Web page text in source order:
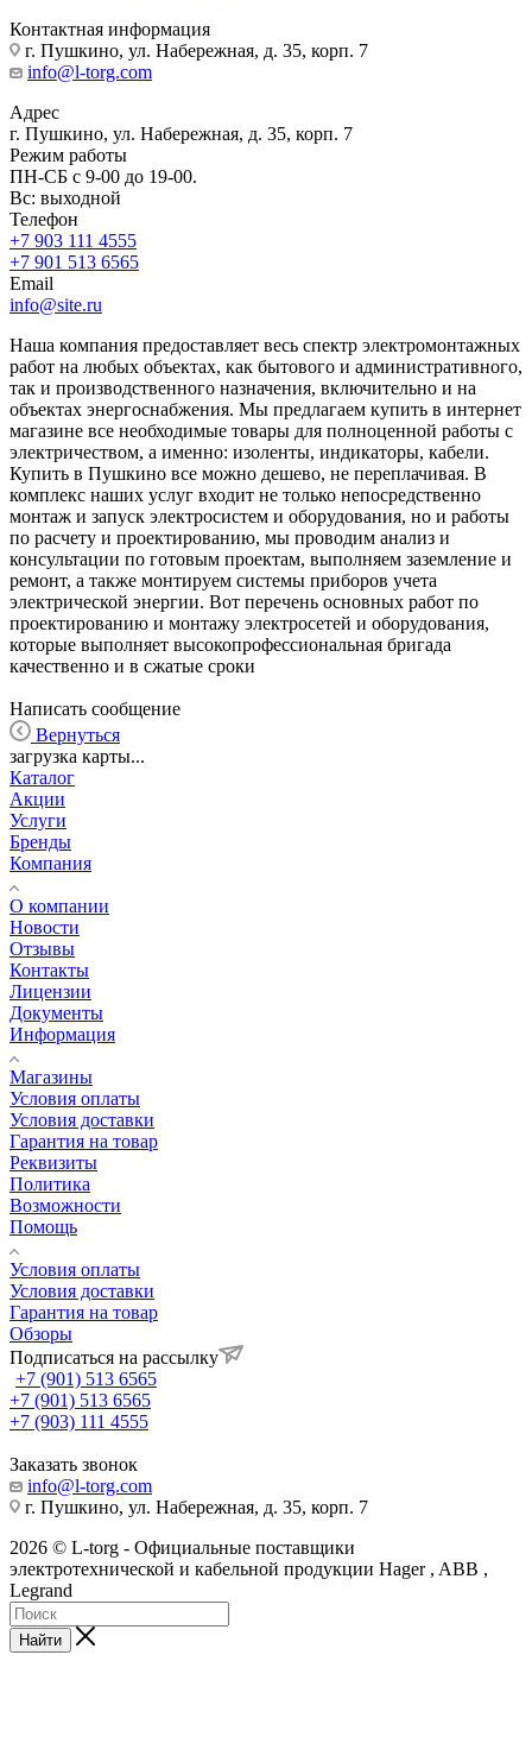
Контактная информация
г. Пушкино, ул. Набережная, д. 35, корп. 7
info@l-torg.com
Адрес
г. Пушкино, ул. Набережная, д. 35, корп. 7
Режим работы
ПН-СБ с 9-00 до 19-00.
Вс: выходной
Телефон
+7 903 111 4555
+7 901 513 6565
Email
info@site.ru
Наша компания предоставляет весь спектр электромонтажных
работ на любых объектах, как бытового и административного,
так и производственного назначения, включительно и на
объектах энергоснабжения. Мы предлагаем купить в интернет
магазине все необходимые товары для полноценной работы с
электричеством, а именно: изоленты, индикаторы, кабели.
Купить в Пушкино все можно дешево, не переплачивая. В
комплекс наших услуг входит не только непосредственно
монтаж и запуск электросистем и оборудования, но и работы
по расчету и проектированию, мы проводим анализ и
консультации по готовым проектам, выполняем заземление и
ремонт, а также монтируем системы приборов учета
электрической энергии. Вот перечень основных работ по
проектированию и монтажу электросетей и оборудования,
которые выполняет высокопрофессиональная бригада
качественно и в сжатые сроки
Написать сообщение
Вернуться
загрузка карты...
Каталог
Акции
Услуги
Бренды
Компания
О компании
Новости
Отзывы
Контакты
Лицензии
Документы
Информация
Магазины
Условия оплаты
Условия доставки
Гарантия на товар
Реквизиты
Политика
Возможности
Помощь
Условия оплаты
Условия доставки
Гарантия на товар
Обзоры
Подписаться на рассылку
+7 (901) 513 6565
+7 (901) 513 6565
+7 (903) 111 4555
Заказать звонок
info@l-torg.com
г. Пушкино, ул. Набережная, д. 35, корп. 7
2026 © L-torg - Официальные поставщики
электротехнической и кабельной продукции Hager , ABB ,
Legrand
Найти